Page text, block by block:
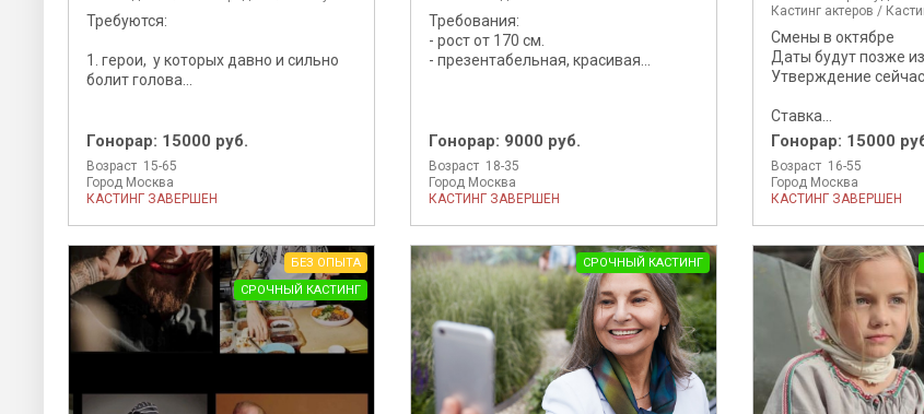
Требуются:
1. герои, у которых давно и сильно
болит голова...
Гонорар: 15000 руб.
Возраст 15-65
Город Москва
КАСТИНГ ЗАВЕРШЕН
Требования:
- рост от 170 см.
- презентабельная, красивая...
Гонорар: 9000 руб.
Возраст 18-35
Город Москва
КАСТИНГ ЗАВЕРШЕН
Кастинг актеров /
Смены в октябре
Даты будут позже
Утверждение сейчас.
Ставка...
Гонорар: 15000
Возраст 16-55
Город Москва
КАСТИНГ ЗАВЕРШЕН
БЕЗ ОПЫТА
СРОЧНЫЙ КАСТИНГ
СРОЧНЫЙ КАСТИНГ